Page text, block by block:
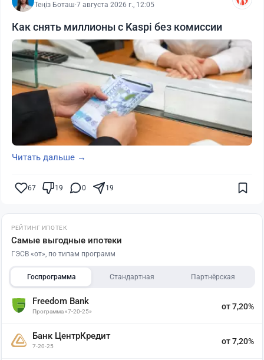
Теңіз Боташ·7 августа 2026 г., 12:05
Как снять миллионы с Kaspi без комиссии
Читать дальше →
67 19 0 19
РЕЙТИНГ ИПОТЕК
Самые выгодные ипотеки
ГЭСВ «от», по типам программ
Госпрограмма Стандартная Партнёрская
Freedom Bank
Программа «7-20-25»
от 7,20%
Банк ЦентрКредит
7-20-25
от 7,20%